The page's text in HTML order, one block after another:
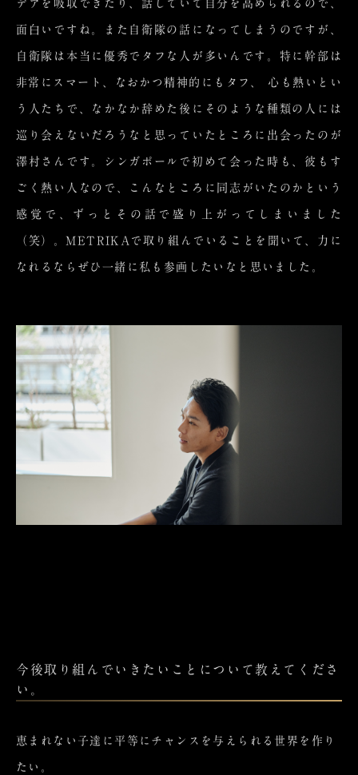
デアを吸収できたり、話していて自分を高められるので、
面白いですね。また自衛隊の話になってしまうのですが、
自衛隊は本当に優秀でタフな人が多いんです。特に幹部は
非常にスマート、なおかつ精神的にもタフ、 心も熱いとい
う人たちで、なかなか辞めた後にそのような種類の人には
巡り会えないだろうなと思っていたところに出会ったのが
澤村さんです。シンガポールで初めて会った時も、彼もす
ごく熱い人なので、こんなところに同志がいたのかという
感覚で、ずっとその話で盛り上がってしまいました
（笑）。METRIKAで取り組んでいることを聞いて、力に
なれるならぜひ一緒に私も参画したいなと思いました。
今後取り組んでいきたいことについて教えてくださ
い。
恵まれない子達に平等にチャンスを与えられる世界を作り
たい。